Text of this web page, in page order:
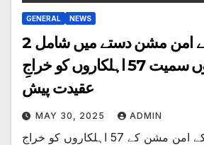
GENERAL NEWS
اقوام متحدہ کے امن مشن دستے میں شامل 2
پاکستانیوں سمیت 57 اہلکاروں کو خراجِ
عقیدت پیش
MAY 30, 2025 ADMIN
اقوام متحدہ کے امن مشن کے 57 اہلکاروں کو خراجِ